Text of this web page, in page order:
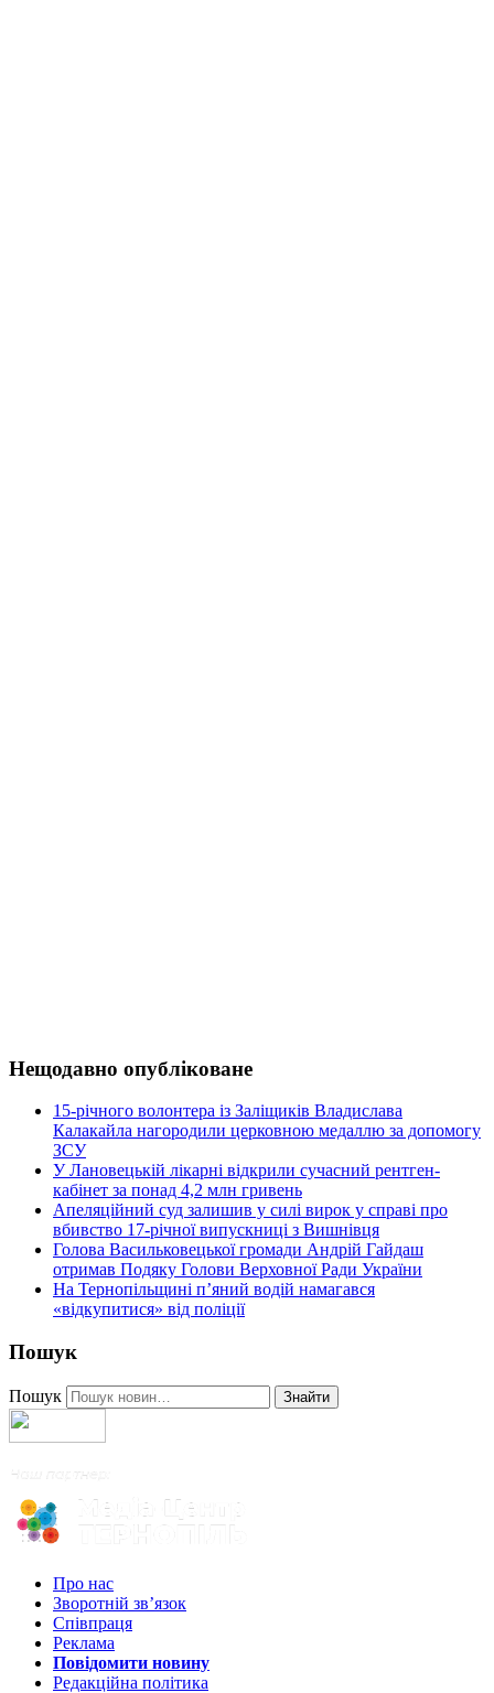
Нещодавно опубліковане
15-річного волонтера із Заліщиків Владислава
Калакайла нагородили церковною медаллю за допомогу
ЗСУ
У Лановецькій лікарні відкрили сучасний рентген-
кабінет за понад 4,2 млн гривень
Апеляційний суд залишив у силі вирок у справі про
вбивство 17-річної випускниці з Вишнівця
Голова Васильковецької громади Андрій Гайдаш
отримав Подяку Голови Верховної Ради України
На Тернопільщині п’яний водій намагався
«відкупитися» від поліції
Пошук
Пошук Знайти
Про нас
Зворотній зв’язок
Співпраця
Реклама
Повідомити новину
Редакційна політика